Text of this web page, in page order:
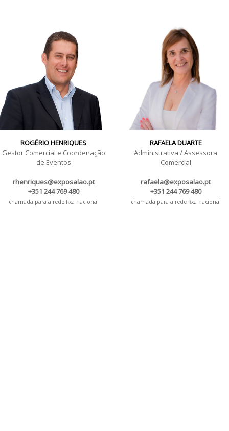
ROGÉRIO HENRIQUES
Gestor Comercial e Coordenação
de Eventos
rhenriques@exposalao.pt
+351 244 769 480
chamada para a rede fixa nacional
RAFAELA DUARTE
Administrativa / Assessora
Comercial
rafaela@exposalao.pt
+351 244 769 480
chamada para a rede fixa nacional